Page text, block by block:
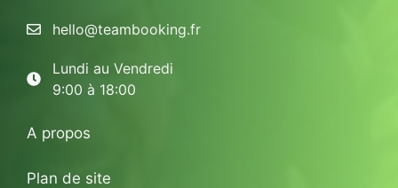
hello@teambooking.fr
Lundi au Vendredi
9:00 à 18:00
A propos
Plan de site